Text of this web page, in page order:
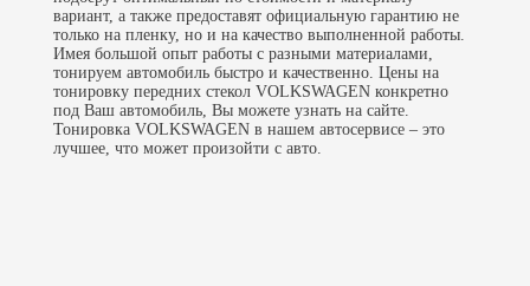
вариант, а также предоставят официальную гарантию не
только на пленку, но и на качество выполненной работы.
Имея большой опыт работы с разными материалами,
тонируем автомобиль быстро и качественно. Цены на
тонировку передних стекол VOLKSWAGEN конкретно
под Ваш автомобиль, Вы можете узнать на сайте.
Тонировка VOLKSWAGEN в нашем автосервисе – это
лучшее, что может произойти с авто.